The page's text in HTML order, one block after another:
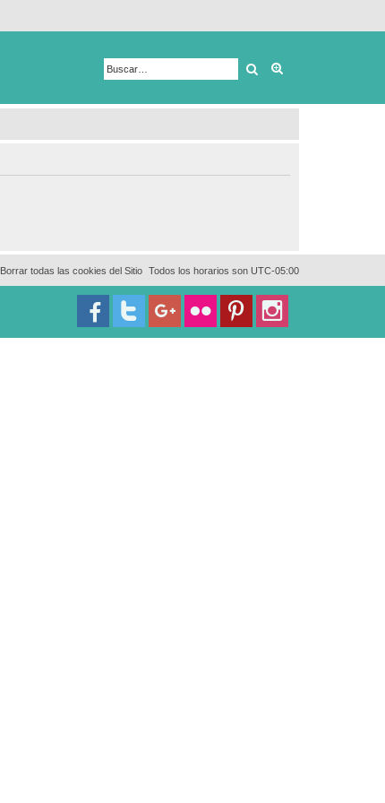
Buscar
Todos los horarios son UTC-05:00
Borrar todas las cookies del Sitio